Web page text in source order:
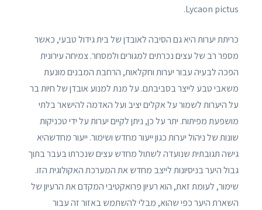
Lycaon pictus.
כריתת יערות היא גם הסיבה לאובדן של בית גידול טבעי, כאשר
מספר רב של עצים נכרתים למגורים ולמסחר. צמיחה עירונית
הפכה לבעיה עבור יערות וחקלאות, הרחבת המבנים מונעת
משאבי טבע לייצר בסביבתם. על מנת למנוע אובדן של חיות בר
על היערות לשמור על אקלים יציב ועל האדמה להישאר בלתי
מושפעת מפיתוח. יתר על כן, ניתן לקיים יערות על ידי טכניקות
שונות של ניהול יערות כגון ייעור מחדש ושימור. ייעור מחדשהיא
גישה תגובתית שנועדה לשתול מחדש עצים שנכרתו בעבר בתוך
גבול היער בניסיונות לייצב מחדש את המערכת האקולוגית הזו.
שימור, לעומת זאת, הוא רעיון פרואקטיבי המקדם את הרעיון של
השארת היער כפי שהוא, מבלי להשתמש באזור זה עבור